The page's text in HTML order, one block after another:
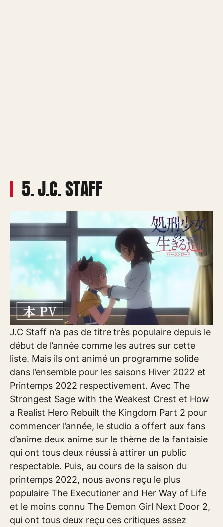
5. J.C. STAFF
J.C Staff n’a pas de titre très populaire depuis le
début de l’année comme les autres sur cette
liste. Mais ils ont animé un programme solide
dans l’ensemble pour les saisons Hiver 2022 et
Printemps 2022 respectivement. Avec The
Strongest Sage with the Weakest Crest et How
a Realist Hero Rebuilt the Kingdom Part 2 pour
commencer l’année, le studio a offert aux fans
d’anime deux anime sur le thème de la fantaisie
qui ont tous deux réussi à attirer un public
respectable. Puis, au cours de la saison du
printemps 2022, nous avons reçu le plus
populaire The Executioner and Her Way of Life
et le moins connu The Demon Girl Next Door 2,
qui ont tous deux reçu des critiques assez